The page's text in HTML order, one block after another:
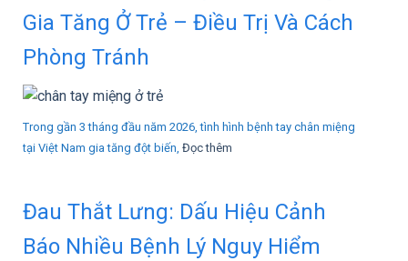
Gia Tăng Ở Trẻ – Điều Trị Và Cách
Phòng Tránh
Trong gần 3 tháng đầu năm 2026, tình hình bệnh tay chân miệng
tại Việt Nam gia tăng đột biến, Đọc thêm
Đau Thắt Lưng: Dấu Hiệu Cảnh
Báo Nhiều Bệnh Lý Nguy Hiểm